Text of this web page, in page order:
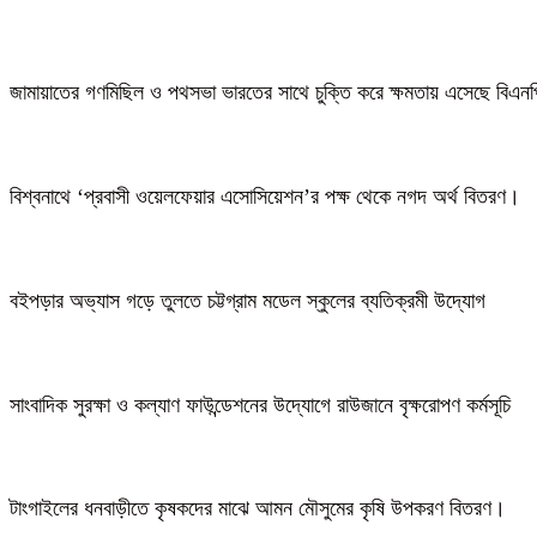
জামায়াতের গণমিছিল ও পথসভা ভারতের সাথে চুক্তি করে ক্ষমতায় এসেছে
বিশ্বনাথে ‘প্রবাসী ওয়েলফেয়ার এসোসিয়েশন’র পক্ষ থেকে নগদ অর্থ বিতরণ।
বইপড়ার অভ্যাস গড়ে তুলতে চট্টগ্রাম মডেল স্কুলের ব্যতিক্রমী উদ্যোগ
সাংবাদিক সুরক্ষা ও কল্যাণ ফাউন্ডেশনের উদ্যোগে রাউজানে বৃক্ষরোপণ কর্মসূচি
টাংগাইলের ধনবাড়ীতে কৃষকদের মাঝে আমন মৌসুমের কৃষি উপকরণ বিতরণ।